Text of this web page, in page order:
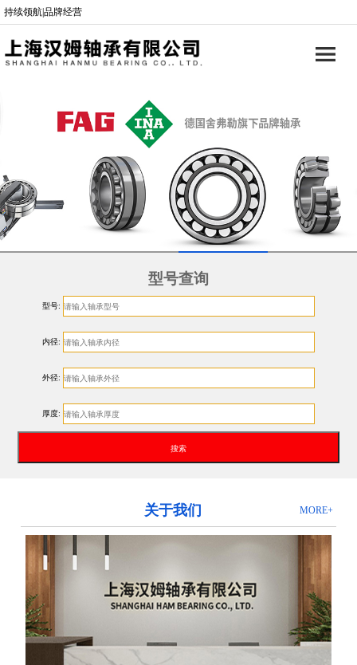
持续领航|品牌经营
型号查询
型号:
内径:
外径:
厚度:
MORE+
关于我们